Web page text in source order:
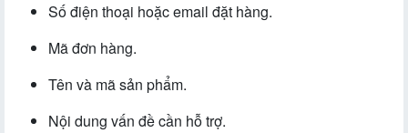
Số điện thoại hoặc email đặt hàng.
Mã đơn hàng.
Tên và mã sản phẩm.
Nội dung vấn đề cần hỗ trợ.